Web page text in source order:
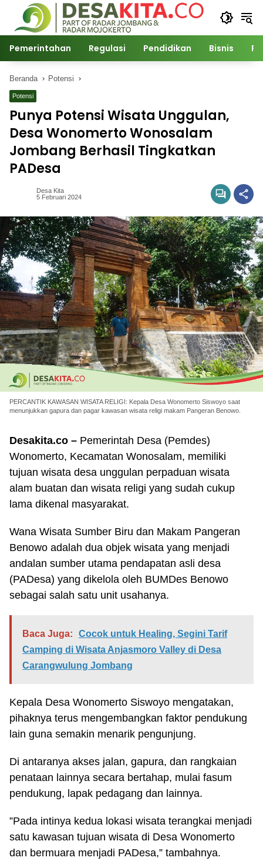
Langsung
konten
Pemerintahan Regulasi Pendidikan Bisnis
Beranda Potensi
Potensi
Punya Potensi Wisata Unggulan,
Desa Wonomerto Wonosalam
Jombang Berhasil Tingkatkan
PADesa
Desa Kita
5 Februari 2024
PERCANTIK KAWASAN WISATA RELIGI: Kepala Desa Wonomerto Siswoyo saat
menunjukkan gapura dan pagar kawasan wisata religi makam Pangeran Benowo.
Desakita.co – Pemerintah Desa (Pemdes)
Wonomerto, Kecamatan Wonosalam, memiliki
tujuan wisata desa unggulan perpaduan wisata
alam buatan dan wisata religi yang sudah cukup
lama dikenal masyarakat.
Wana Wisata Sumber Biru dan Makam Pangeran
Benowo adalah dua objek wisata yang menjadi
andalan sumber utama pendapatan asli desa
(PADesa) yang dikelola oleh BUMDes Benowo
sebagai salah satu unit usahanya.
Baca Juga:
Cocok untuk Healing, Segini Tarif
Camping di Wisata Anjasmoro Valley di Desa
Carangwulung Jombang
Kepala Desa Wonomerto Siswoyo mengatakan,
pihaknya terus mengembangkan faktor pendukung
lain guna semakin menarik pengunjung.
Di antaranya akses jalan, gapura, dan rangkaian
penataan lainnya secara bertahap, mulai fasum
pendukung, lapak pedagang dan lainnya.
”Pada intinya kedua lokasi wisata terangkai menjadi
satu kawasan tujuan wisata di Desa Wonomerto
dan bermuara menjadi PADesa,” tambahnya.